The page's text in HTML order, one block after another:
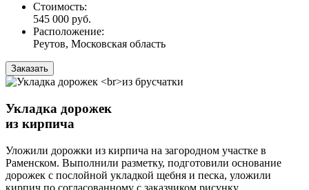
Стоимость:
545 000 руб.
Расположение:
Реутов, Московская область
Заказать
Укладка дорожек
из кирпича
Уложили дорожки из кирпича на загородном участке в
Раменском. Выполнили разметку, подготовили основание
дорожек с послойной укладкой щебня и песка, уложили
кирпич по согласованному с заказчиком рисунку.